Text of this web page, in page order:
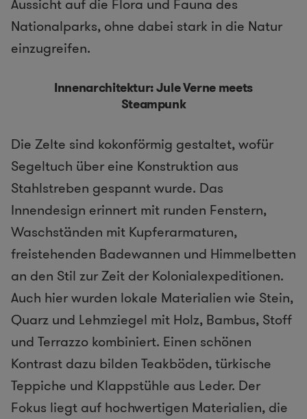
Aussicht auf die Flora und Fauna des
Nationalparks, ohne dabei stark in die Natur
einzugreifen.
Innenarchitektur: Jule Verne meets
Steampunk
Die Zelte sind kokonförmig gestaltet, wofür
Segeltuch über eine Konstruktion aus
Stahlstreben gespannt wurde. Das
Innendesign erinnert mit runden Fenstern,
Waschständen mit Kupferarmaturen,
freistehenden Badewannen und Himmelbetten
an den Stil zur Zeit der Kolonialexpeditionen.
Auch hier wurden lokale Materialien wie Stein,
Quarz und Lehmziegel mit Holz, Bambus, Stoff
und Terrazzo kombiniert. Einen schönen
Kontrast dazu bilden Teakböden, türkische
Teppiche und Klappstühle aus Leder. Der
Fokus liegt auf hochwertigen Materialien, die